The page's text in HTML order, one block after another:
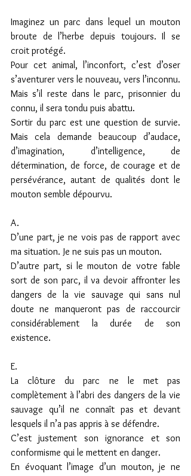
Imaginez un parc dans lequel un mouton
broute de l’herbe depuis toujours. Il se
croit protégé.
Pour cet animal, l’inconfort, c’est d’oser
s’aventurer vers le nouveau, vers l’inconnu.
Mais s’il reste dans le parc, prisonnier du
connu, il sera tondu puis abattu.
Sortir du parc est une question de survie.
Mais cela demande beaucoup d’audace,
d’imagination, d’intelligence, de
détermination, de force, de courage et de
persévérance, autant de qualités dont le
mouton semble dépourvu.
A.
D’une part, je ne vois pas de rapport avec
ma situation. Je ne suis pas un mouton.
D’autre part, si le mouton de votre fable
sort de son parc, il va devoir affronter les
dangers de la vie sauvage qui sans nul
doute ne manqueront pas de raccourcir
considérablement la durée de son
existence.
E.
La clôture du parc ne le met pas
complètement à l’abri des dangers de la vie
sauvage qu’il ne connaît pas et devant
lesquels il n’a pas appris à se défendre.
C’est justement son ignorance et son
conformisme qui le mettent en danger.
En évoquant l’image d’un mouton, je ne